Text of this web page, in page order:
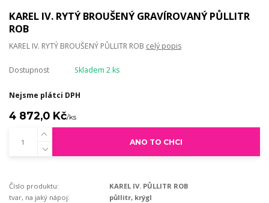
KAREL IV. RYTÝ BROUŠENÝ GRAVÍROVANÝ PŮLLITR
ROB
KAREL IV. RYTÝ BROUŠENÝ PŮLLITR ROB celý popis
Dostupnost Skladem 2 ks
Nejsme plátci DPH
4 872,0 Kč/ks
ANO TO CHCI
Číslo produktu:
KAREL IV. PŮLLITR ROB
tvar, na jaký nápoj:
půllitr, krýgl